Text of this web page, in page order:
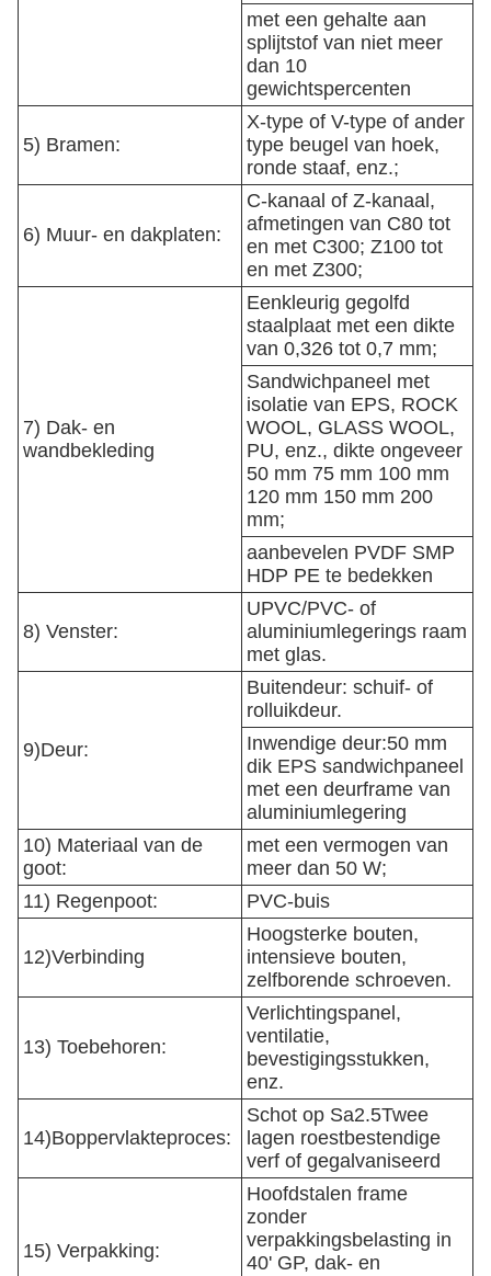
met een gehalte aan
splijtstof van niet meer
dan 10
gewichtspercenten
5) Bramen:
X-type of V-type of ander
type beugel van hoek,
ronde staaf, enz.;
6) Muur- en dakplaten:
C-kanaal of Z-kanaal,
afmetingen van C80 tot
en met C300; Z100 tot
en met Z300;
7) Dak- en
wandbekleding
Eenkleurig gegolfd
staalplaat met een dikte
van 0,326 tot 0,7 mm;
Sandwichpaneel met
isolatie van EPS, ROCK
WOOL, GLASS WOOL,
PU, enz., dikte ongeveer
50 mm 75 mm 100 mm
120 mm 150 mm 200
mm;
aanbevelen PVDF SMP
HDP PE te bedekken
8) Venster:
UPVC/PVC- of
aluminiumlegerings raam
met glas.
9)Deur:
Buitendeur: schuif- of
rolluikdeur.
Inwendige deur:50 mm
dik EPS sandwichpaneel
met een deurframe van
aluminiumlegering
10) Materiaal van de
goot:
met een vermogen van
meer dan 50 W;
11) Regenpoot:
PVC-buis
12)Verbinding
Hoogsterke bouten,
intensieve bouten,
zelfborende schroeven.
13) Toebehoren:
Verlichtingspanel,
ventilatie,
bevestigingsstukken,
enz.
14)Boppervlakteproces:
Schot op Sa2.5­Twee
lagen roestbestendige
verf of gegalvaniseerd
15) Verpakking:
Hoofdstalen frame
zonder
verpakkingsbelasting in
40' GP, dak- en